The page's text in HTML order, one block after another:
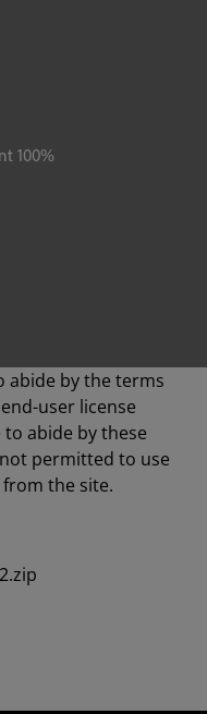
abide by the terms
user license
abide by these
permitted to use
the site.